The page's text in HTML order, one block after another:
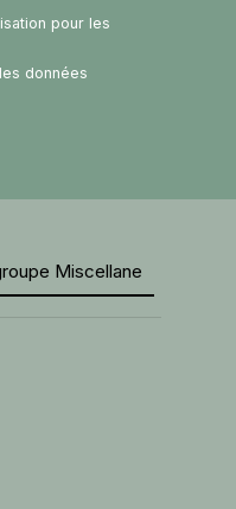
pour les
données
Miscellane